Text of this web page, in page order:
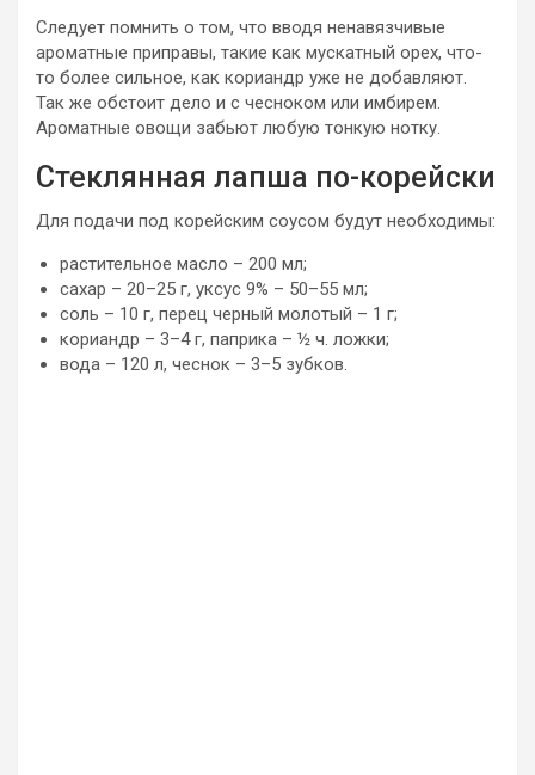
Следует помнить о том, что вводя ненавязчивые
ароматные приправы, такие как мускатный орех, что-
то более сильное, как кориандр уже не добавляют.
Так же обстоит дело и с чесноком или имбирем.
Ароматные овощи забьют любую тонкую нотку.
Стеклянная лапша по-корейски
Для подачи под корейским соусом будут необходимы:
растительное масло – 200 мл;
сахар – 20–25 г, уксус 9% – 50–55 мл;
соль – 10 г, перец черный молотый – 1 г;
кориандр – 3–4 г, паприка – ½ ч. ложки;
вода – 120 л, чеснок – 3–5 зубков.